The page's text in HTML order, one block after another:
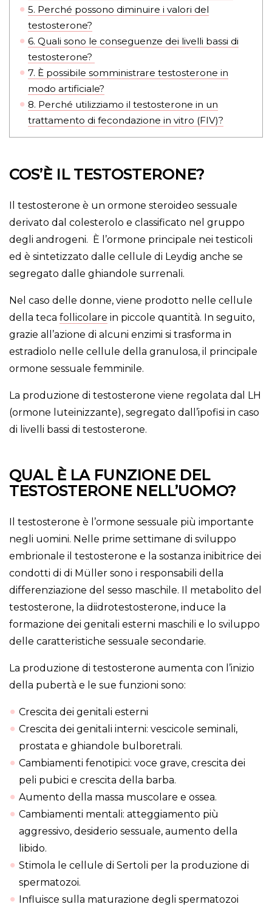
5. Perché possono diminuire i valori del
testosterone?
6. Quali sono le conseguenze dei livelli bassi di
testosterone?
7. È possibile somministrare testosterone in
modo artificiale?
8. Perché utilizziamo il testosterone in un
trattamento di fecondazione in vitro (FIV)?
COS’È IL TESTOSTERONE?
Il testosterone è un ormone steroideo sessuale
derivato dal colesterolo e classificato nel gruppo
degli androgeni. È l’ormone principale nei testicoli
ed è sintetizzato dalle cellule di Leydig anche se
segregato dalle ghiandole surrenali.
Nel caso delle donne, viene prodotto nelle cellule
della teca follicolare in piccole quantità. In seguito,
grazie all’azione di alcuni enzimi si trasforma in
estradiolo nelle cellule della granulosa, il principale
ormone sessuale femminile.
La produzione di testosterone viene regolata dal LH
(ormone luteinizzante), segregato dall’ipofisi in caso
di livelli bassi di testosterone.
QUAL È LA FUNZIONE DEL
TESTOSTERONE NELL’UOMO?
Il testosterone è l’ormone sessuale più importante
negli uomini. Nelle prime settimane di sviluppo
embrionale il testosterone e la sostanza inibitrice dei
condotti di di Müller sono i responsabili della
differenziazione del sesso maschile. Il metabolito del
testosterone, la diidrotestosterone, induce la
formazione dei genitali esterni maschili e lo sviluppo
delle caratteristiche sessuale secondarie.
La produzione di testosterone aumenta con l’inizio
della pubertà e le sue funzioni sono:
Crescita dei genitali esterni
Crescita dei genitali interni: vescicole seminali,
prostata e ghiandole bulboretrali.
Cambiamenti fenotipici: voce grave, crescita dei
peli pubici e crescita della barba.
Aumento della massa muscolare e ossea.
Cambiamenti mentali: atteggiamento più
aggressivo, desiderio sessuale, aumento della
libido.
Stimola le cellule di Sertoli per la produzione di
spermatozoi.
Influisce sulla maturazione degli spermatozoi